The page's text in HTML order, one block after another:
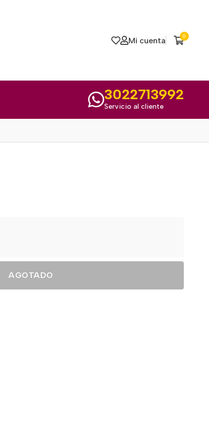
Mi cuenta 0
3022713992
Servicio al cliente
AGOTADO